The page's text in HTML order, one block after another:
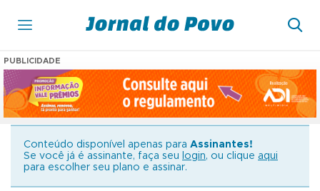
PUBLICIDADE
Conteúdo disponível apenas para Assinantes!
Se você já é assinante, faça seu
login, ou clique aqui
para escolher seu plano e assinar.